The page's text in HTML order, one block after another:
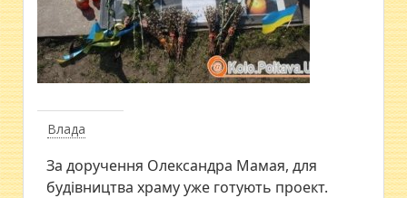
Влада
За доручення Олександра Мамая, для
будівництва храму уже готують проект.